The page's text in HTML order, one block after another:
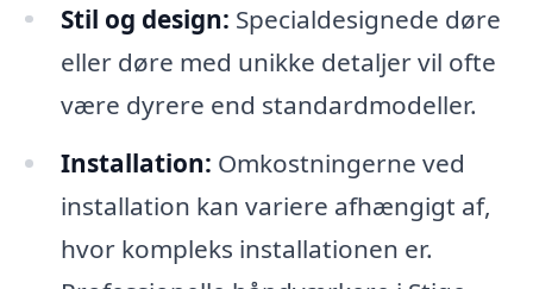
Stil og design: Specialdesignede døre
eller døre med unikke detaljer vil ofte
være dyrere end standardmodeller.
Installation: Omkostningerne ved
installation kan variere afhængigt af,
hvor kompleks installationen er.